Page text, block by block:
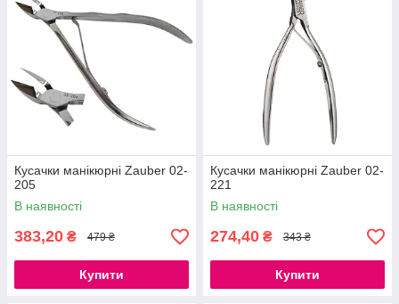
Кусачки манікюрні Zauber 02-
205
В наявності
383,20 ₴ 479 ₴
Купити
Кусачки манікюрні Zauber 02-
221
В наявності
274,40 ₴ 343 ₴
Купити